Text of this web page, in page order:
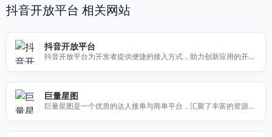
抖音开放平台 相关网站
抖音开放平台
抖音开放平台为开发者提供便捷的接入方式，助力创新应用的开发
巨量星图
巨量星图是一个优质的达人接单与商单平台，汇聚了丰富的资源与